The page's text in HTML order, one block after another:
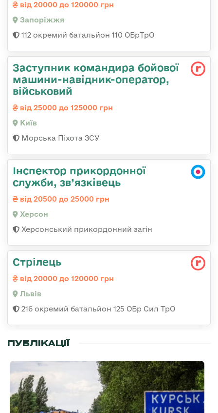
від 20000 до 120000 грн
Запоріжжя
112 окремий батальйон 110 ОБрТрО
Заступник командиpа бойової
машини-навідник-оператор,
військовий
від 25000 до 125000 грн
Київ
Морська Піхота ЗСУ
Інспектор прикордонної
служби, зв’язківець
від 20500 до 25000 грн
Херсон
Херсонський прикордонний загін
Стрілець
від 20000 до 120000 грн
Львів
216 окремий батальйон 125 ОБр Сил ТрО
ПУБЛІКАЦІЇ